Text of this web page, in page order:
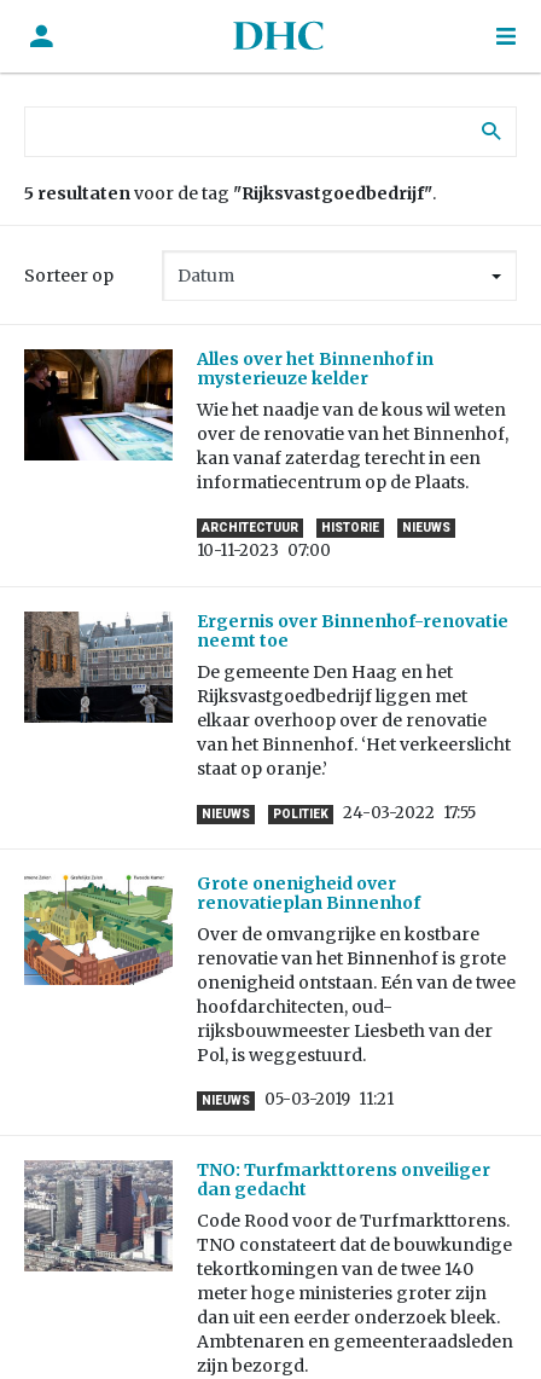
5 resultatenvoor de tag "Rijksvastgoedbedrijf".
Sorteer op
Alles over het Binnenhof in
mysterieuze kelder
Wie het naadje van de kous wil weten
over de renovatie van het Binnenhof,
kan vanaf zaterdag terecht in een
informatiecentrum op de Plaats.
ARCHITECTUUR HISTORIE NIEUWS
10-11-2023 07:00
Ergernis over Binnenhof-renovatie
neemt toe
De gemeente Den Haag en het
Rijksvastgoedbedrijf liggen met
elkaar overhoop over de renovatie
van het Binnenhof. ‘Het verkeerslicht
staat op oranje.’
NIEUWS POLITIEK 24-03-2022 17:55
Grote onenigheid over
renovatieplan Binnenhof
Over de omvangrijke en kostbare
renovatie van het Binnenhof is grote
onenigheid ontstaan. Eén van de twee
hoofdarchitecten, oud-
rijksbouwmeester Liesbeth van der
Pol, is weggestuurd.
NIEUWS 05-03-2019 11:21
TNO: Turfmarkttorens onveiliger
dan gedacht
Code Rood voor de Turfmarkttorens.
TNO constateert dat de bouwkundige
tekortkomingen van de twee 140
meter hoge ministeries groter zijn
dan uit een eerder onderzoek bleek.
Ambtenaren en gemeenteraadsleden
zijn bezorgd.